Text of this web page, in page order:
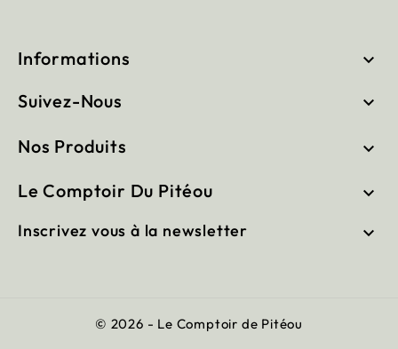
Informations 
Suivez-Nous 
Nos Produits 
Le Comptoir Du Pitéou 
Inscrivez vous à la newsletter 
© 2026 - Le Comptoir de Pitéou